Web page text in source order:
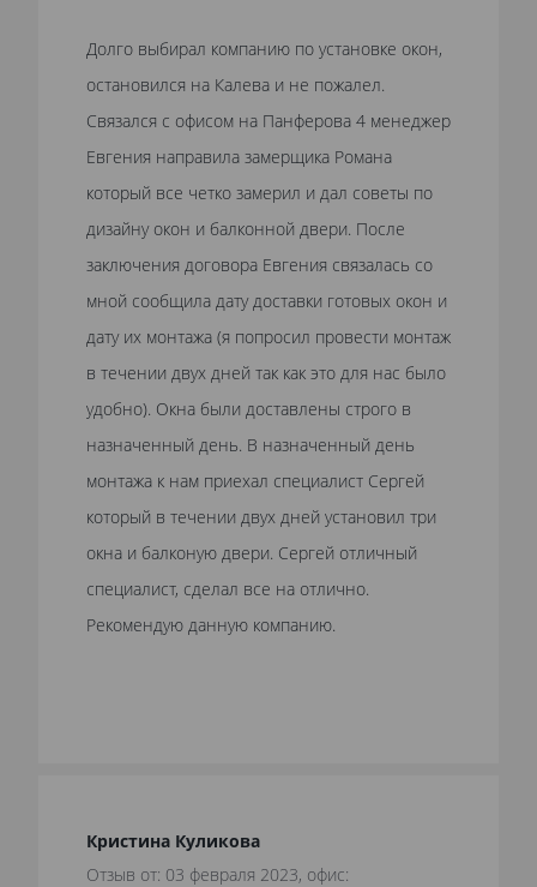
Долго выбирал компанию по установке окон,
остановился на Калева и не пожалел.
Связался с офисом на Панферова 4 менеджер
Евгения направила замерщика Романа
который все четко замерил и дал советы по
дизайну окон и балконной двери. После
заключения договора Евгения связалась со
мной сообщила дату доставки готовых окон и
дату их монтажа (я попросил провести монтаж
в течении двух дней так как это для нас было
удобно). Окна были доставлены строго в
назначенный день. В назначенный день
монтажа к нам приехал специалист Сергей
который в течении двух дней установил три
окна и балконую двери. Сергей отличный
специалист, сделал все на отлично.
Рекомендую данную компанию.
Кристина Куликова
Отзыв от: 03 февраля 2023, офис: